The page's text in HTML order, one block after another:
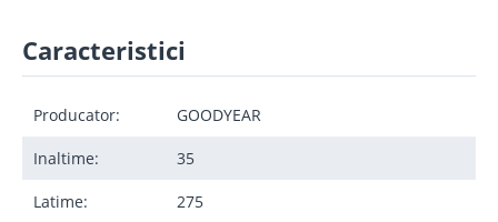
Caracteristici
Producator: GOODYEAR
Inaltime: 35
Latime: 275